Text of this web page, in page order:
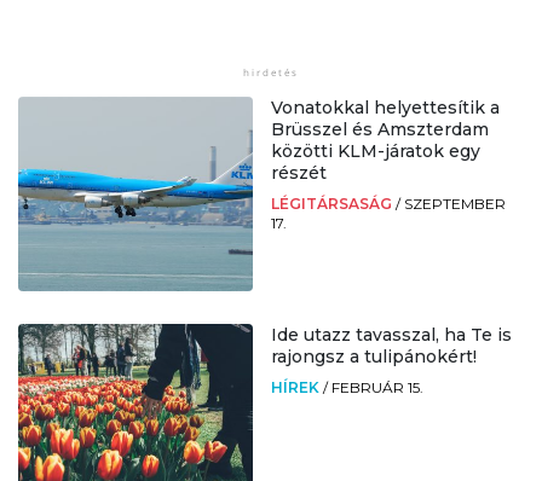
Vonatokkal helyettesítik a
Brüsszel és Amszterdam
közötti KLM-járatok egy
részét
LÉGITÁRSASÁG / SZEPTEMBER
17.
Ide utazz tavasszal, ha Te is
rajongsz a tulipánokért!
HÍREK / FEBRUÁR 15.